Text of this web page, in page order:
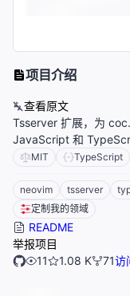
项目介绍
查看原文
Tsserver 扩展，为
JavaScript 和
MIT TypeScript
neovim tsserver
定制我的领域
README
举报项目
11
1.08 K 71访